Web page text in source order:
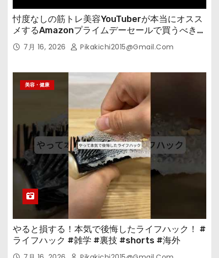
忖度なしの筋トレ美容YouTuberが本当にオスス
メするAmazonプライムデーセールで買うべきも
の 7月 16, 2026 Pikakichi2015@gmail.com
美容・健康
やると損する！本気で後悔したライフハック！ #
ライフハック #雑学 #裏技 #shorts #海外